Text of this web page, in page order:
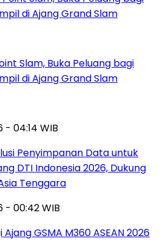
Slam, Buka Peluang bagi
di Ajang Grand Slam
- 04:14 WIB
Penyimpanan Data untuk
DTI Indonesia 2026, Dukung
Tenggara
- 00:42 WIB
GSMA M360 ASEAN 2026